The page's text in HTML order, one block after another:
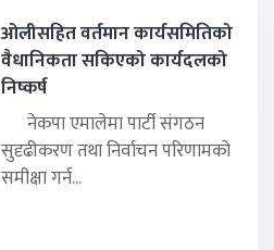
ओलीसहित वर्तमान कार्यसमितिको
वैधानिकता सकिएको कार्यदलको
निष्कर्ष
नेकपा एमालेमा पार्टी संगठन
सुदृढीकरण तथा निर्वाचन परिणामको
समीक्षा गर्न...